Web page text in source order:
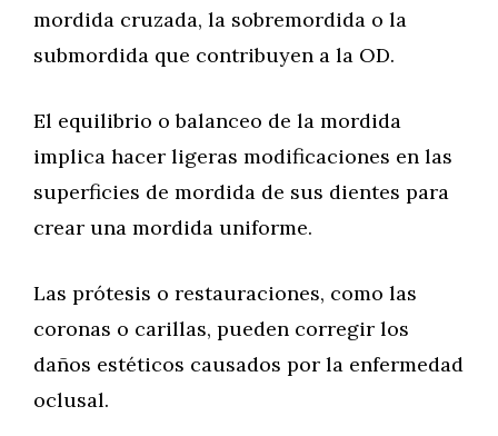
mordida cruzada, la sobremordida o la
submordida que contribuyen a la OD.
El equilibrio o balanceo de la mordida
implica hacer ligeras modificaciones en las
superficies de mordida de sus dientes para
crear una mordida uniforme.
Las prótesis o restauraciones, como las
coronas o carillas, pueden corregir los
daños estéticos causados por la enfermedad
oclusal.